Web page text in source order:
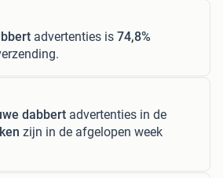
advertenties is 74,8%
dabbert advertenties in de
zijn in de afgelopen week